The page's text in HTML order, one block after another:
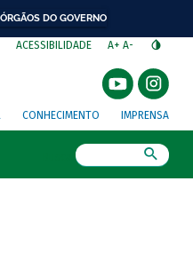
ÓRGÃOS DO GOVERNO
ACESSIBILIDADE A+ A-
CONHECIMENTO IMPRENSA